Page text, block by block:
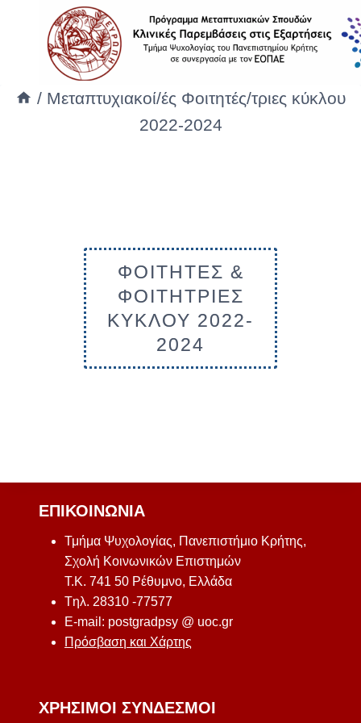
/ Μεταπτυχιακοί/ές Φοιτητές/τριες κύκλου
2022-2024
ΦΟΙΤΗΤΕΣ &
ΦΟΙΤΗΤΡΙΕΣ
ΚΥΚΛΟΥ 2022-
2024
ΕΠΙΚΟΙΝΩΝΊΑ
Τμήμα Ψυχολογίας, Πανεπιστήμιο Κρήτης,
Σχολή Κοινωνικών Επιστημών
Τ.Κ. 741 50 Ρέθυμνο, Ελλάδα
Tηλ. 28310 -77577
E-mail: postgradpsy @ uoc.gr
Πρόσβαση και Χάρτης
ΧΡΉΣΙΜΟΙ ΣΎΝΔΕΣΜΟΙ